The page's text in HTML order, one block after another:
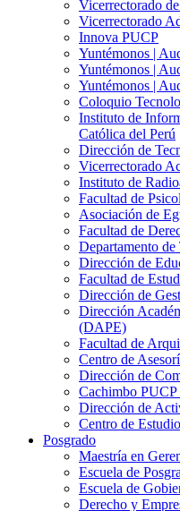
Vicerrectorado
Vicerrectorado
Innova PUCP
Yuntémonos |
Yuntémonos |
Yuntémonos |
Coloquio
Instituto de
Católica del Perú
Dirección de
Vicerrectorado
Instituto de
Facultad de
Asociación de
Facultad de
Departamento de
Dirección de
Facultad de
Dirección de
Dirección
(DAPE)
Facultad de
Centro de
Dirección de
Cachimbo
Dirección de
Centro de
Posgrado
Maestría en
Escuela de
Escuela de
Derecho y